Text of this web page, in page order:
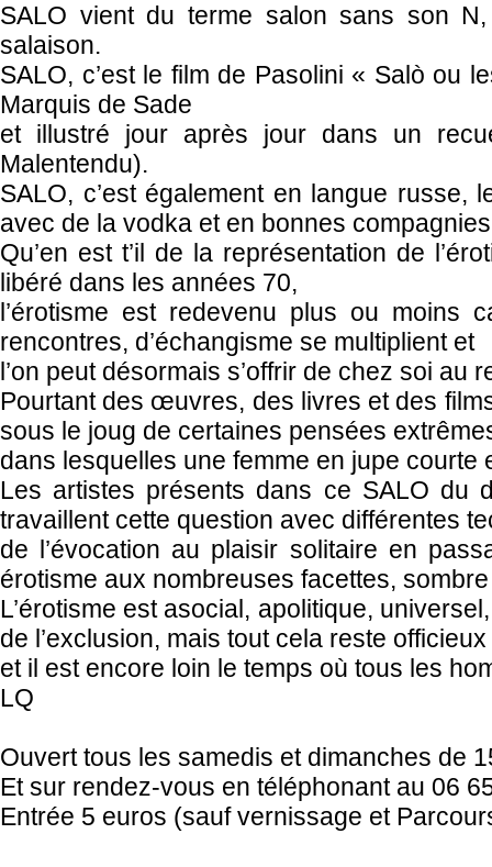
SALO vient du terme salon sans son
salaison.
SALO, c’est le film de Pasolini « Salò ou
Marquis de Sade
et illustré jour après jour dans un
Malentendu).
SALO, c’est également en langue russe,
avec de la vodka et en bonnes
Qu’en est t’il de la représentation de
libéré dans les années 70,
l’érotisme est redevenu plus ou
rencontres, d’échangisme se multiplient et
l’on peut désormais s’offrir de chez soi au
Pourtant des œuvres, des livres et des
sous le joug de certaines pensées
dans lesquelles une femme en jupe courte
Les artistes présents dans ce SALO du
travaillent cette question avec différentes
de l’évocation au plaisir solitaire en
érotisme aux nombreuses facettes,
L’érotisme est asocial, apolitique,
de l’exclusion, mais tout cela reste officieux
et il est encore loin le temps où tous les
LQ
Ouvert tous les samedis et dimanches de
Et sur rendez-vous en téléphonant au 06
Entrée 5 euros (sauf vernissage et